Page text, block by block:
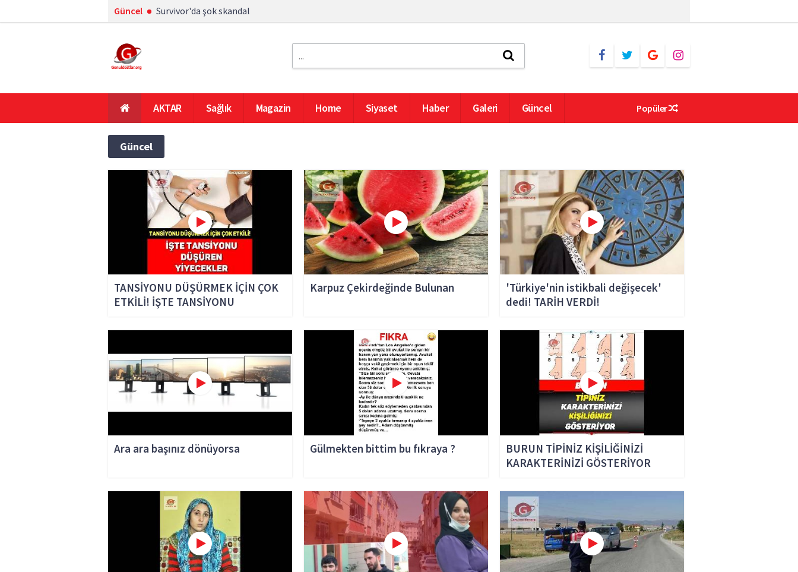
Güncel Survivor'da şok skandal
AKTAR Sağlık Magazin Home Siyaset Haber Galeri Güncel
En Çok Okunanlar
Popüler
Güncel
TANSİYONU DÜŞÜRMEK İÇİN ÇOK
ETKİLİ! İŞTE TANSİYONU
Karpuz Çekirdeğinde Bulunan
'Türkiye'nin istikbali değişecek'
dedi! TARİH VERDİ!
Ara ara başınız dönüyorsa Gülmekten bittim bu fıkraya ?
BURUN TİPİNİZ KİŞİLİĞİNİZİ
KARAKTERİNİZİ GÖSTERİYOR